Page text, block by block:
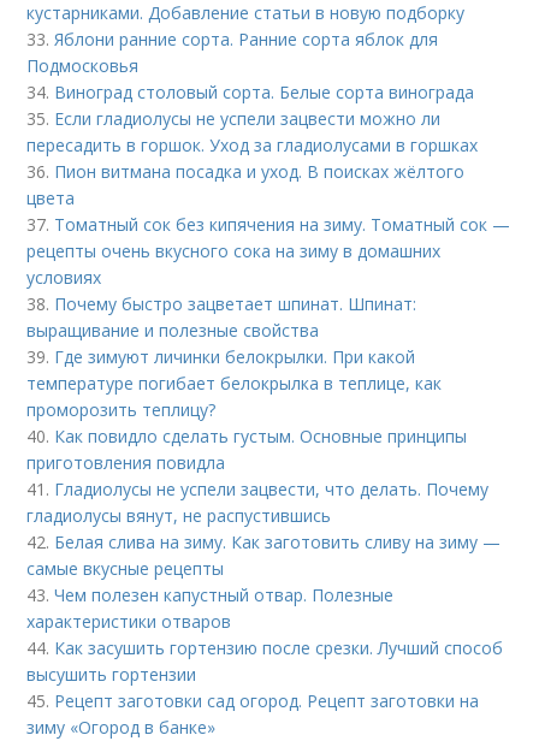
кустарниками. Добавление статьи в новую подборку
33.Яблони ранние сорта. Ранние сорта яблок для
Подмосковья
34. Виноград столовый сорта. Белые сорта винограда
35. Если гладиолусы не успели зацвести можно ли
пересадить в горшок. Уход за гладиолусами в горшках
36. Пион витмана посадка и уход. В поисках жёлтого
цвета
37. Томатный сок без кипячения на зиму. Томатный сок —
рецепты очень вкусного сока на зиму в домашних
условиях
38. Почему быстро зацветает шпинат. Шпинат:
выращивание и полезные свойства
39. Где зимуют личинки белокрылки. При какой
температуре погибает белокрылка в теплице, как
проморозить теплицу?
40. Как повидло сделать густым. Основные принципы
приготовления повидла
41. Гладиолусы не успели зацвести, что делать. Почему
гладиолусы вянут, не распустившись
42. Белая слива на зиму. Как заготовить сливу на зиму —
самые вкусные рецепты
43.Чем полезен капустный отвар. Полезные
характеристики отваров
44. Как засушить гортензию после срезки. Лучший способ
высушить гортензии
45. Рецепт заготовки сад огород. Рецепт заготовки на
зиму «Огород в банке»